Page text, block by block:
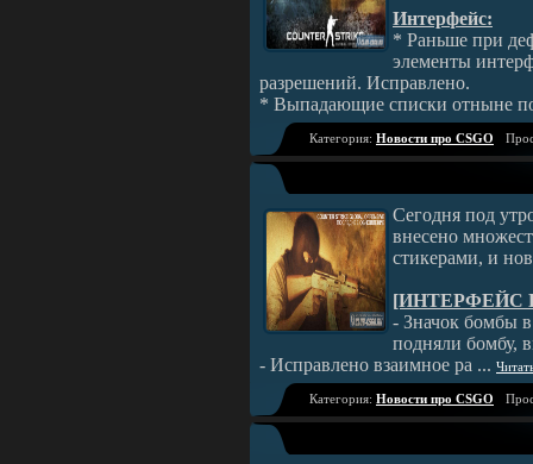
Интерфейс:
* Раньше при
элементы
разрешений. Исправлено.
* Выпадающие списки отныне
Категория: Новости про CSGO
Сегодня под
внесено
стикерами, и
[ИНТЕРФЕЙС
- Значок бомбы
подняли бомбу,
- Исправлено взаимное ра ...
Категория: Новости про CSGO